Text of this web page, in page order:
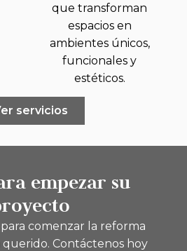
que transforman
espacios en
ambientes únicos,
funcionales y
estéticos.
servicios
empezar su
comenzar la reforma
Contáctenos hoy